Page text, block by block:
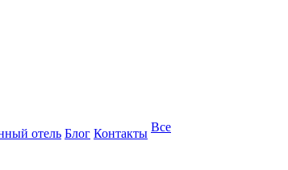
отель Блог Контакты Все